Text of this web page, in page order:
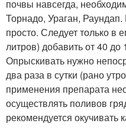
почвы навсегда,
Торнадо, Ураган, Раундап.
просто. Следует только в
литров) добавить от 40 до
Опрыскивать нужно
два раза в сутки (рано
применения препарата
осуществлять поливов
рекомендуется окучивать